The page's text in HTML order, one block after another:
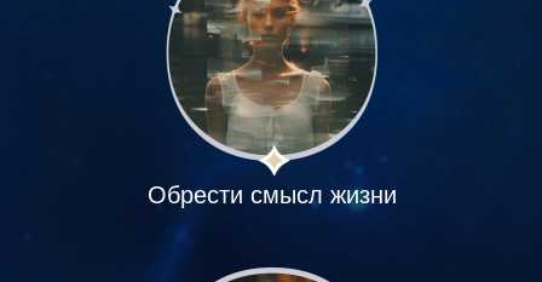
Обрести смысл жизни